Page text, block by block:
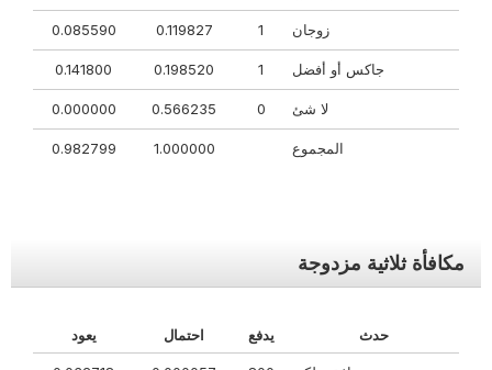
زوجان 0.119827
0.085590
جاكس أو أفضل 0.198520
0.141800
لا شئ 0.566235
0.000000
المجموع 1.000000
0.982799
مكافأة ثلاثية مزدوجة
حدث يدفع احتمال يعود